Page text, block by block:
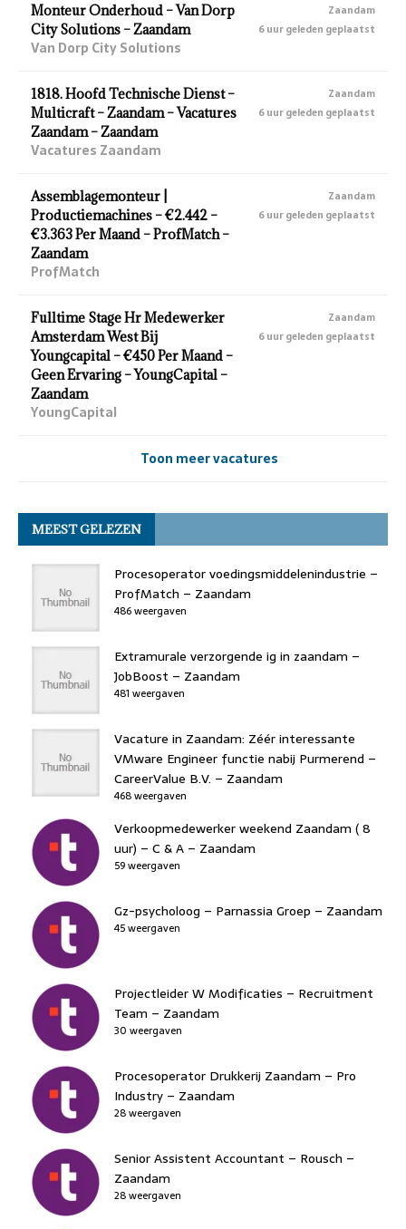
Monteur Onderhoud – Van Dorp
City Solutions – Zaandam
Van Dorp City Solutions
Zaandam
6 uur geleden geplaatst
1818. Hoofd Technische Dienst –
Multicraft – Zaandam – Vacatures
Zaandam – Zaandam
Vacatures Zaandam
Zaandam
6 uur geleden geplaatst
Assemblagemonteur |
Productiemachines – €2.442 –
€3.363 Per Maand – ProfMatch –
Zaandam
ProfMatch
Zaandam
6 uur geleden geplaatst
Fulltime Stage Hr Medewerker
Amsterdam West Bij
Youngcapital – €450 Per Maand –
Geen Ervaring – YoungCapital –
Zaandam
YoungCapital
Zaandam
6 uur geleden geplaatst
Toon meer vacatures
MEEST GELEZEN
Procesoperator voedingsmiddelenindustrie –
ProfMatch – Zaandam
486 weergaven
Extramurale verzorgende ig in zaandam –
JobBoost – Zaandam
481 weergaven
Vacature in Zaandam: Zéér interessante
VMware Engineer functie nabij Purmerend –
CareerValue B.V. – Zaandam
468 weergaven
Verkoopmedewerker weekend Zaandam ( 8
uur) – C & A – Zaandam
59 weergaven
Gz-psycholoog – Parnassia Groep – Zaandam
45 weergaven
Projectleider W Modificaties – Recruitment
Team – Zaandam
30 weergaven
Procesoperator Drukkerij Zaandam – Pro
Industry – Zaandam
28 weergaven
Senior Assistent Accountant – Rousch –
Zaandam
28 weergaven